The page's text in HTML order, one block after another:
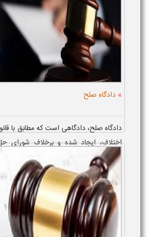
» دادگاه صلح
دادگاه صلح، دادگاهی است که مطابق با
اختلاف، ایجاد شده و برخلاف شورای
رسیدگی به برخی دعاوی حقو...